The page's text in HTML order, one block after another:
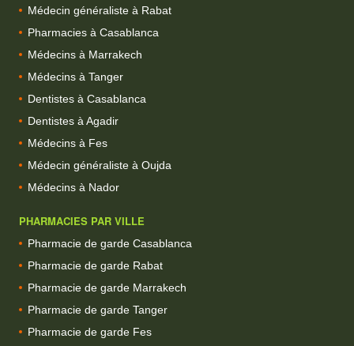
Médecin généraliste à Rabat
Pharmacies à Casablanca
Médecins à Marrakech
Médecins à Tanger
Dentistes à Casablanca
Dentistes à Agadir
Médecins à Fes
Médecin généraliste à Oujda
Médecins à Nador
PHARMACIES PAR VILLE
Pharmacie de garde Casablanca
Pharmacie de garde Rabat
Pharmacie de garde Marrakech
Pharmacie de garde Tanger
Pharmacie de garde Fes